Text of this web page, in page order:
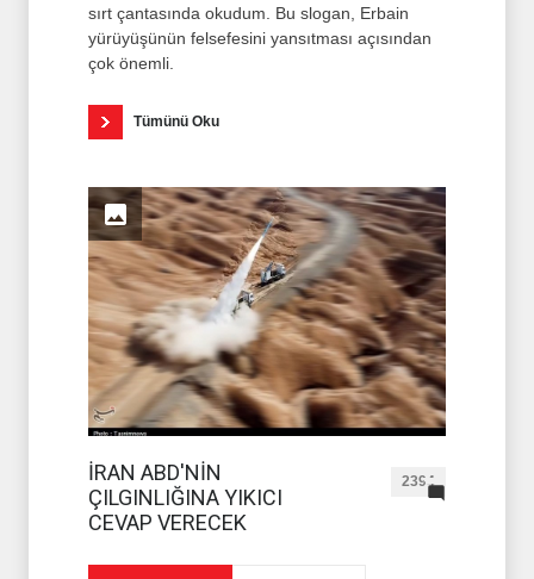
sırt çantasında okudum. Bu slogan, Erbain
yürüyüşünün felsefesini yansıtması açısından
çok önemli.
Tümünü Oku
İRAN ABD'NİN
ÇILGINLIĞINA YIKICI
CEVAP VERECEK
2394